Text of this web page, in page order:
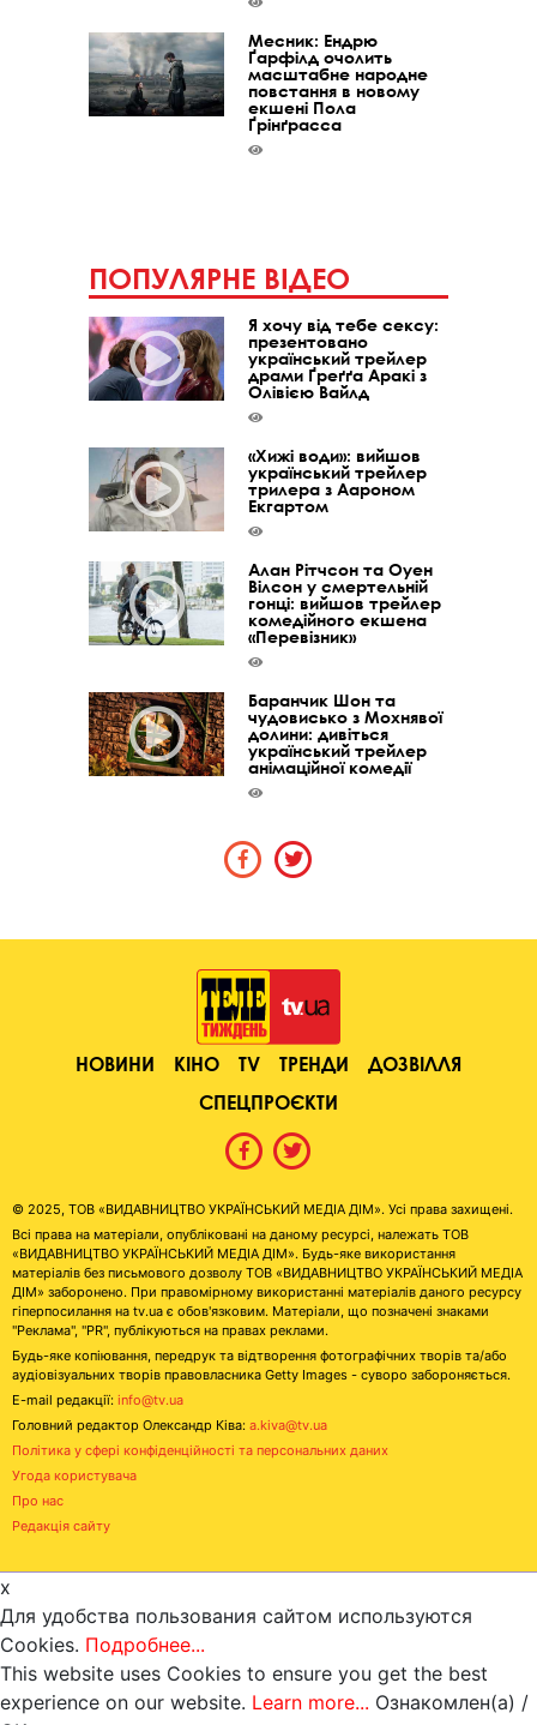
Месник: Ендрю
Ґарфілд очолить
масштабне народне
повстання в новому
екшені Пола
Ґрінґрасса
ПОПУЛЯРНЕ ВІДЕО
Я хочу від тебе сексу:
презентовано
український трейлер
драми Ґреґґа Аракі з
Олівією Вайлд
«Хижі води»: вийшов
український трейлер
трилера з Аароном
Екгартом
Алан Рітчсон та Оуен
Вілсон у смертельній
гонці: вийшов трейлер
комедійного екшена
«Перевізник»
Баранчик Шон та
чудовисько з Мохнявої
долини: дивіться
український трейлер
анімаційної комедії
НОВИНИ КІНО TV ТРЕНДИ
ДОЗВІЛЛЯ
СПЕЦПРОЄКТИ
© 2025, ТОВ «ВИДАВНИЦТВО УКРАЇНСЬКИЙ МЕДІА ДІМ». Усі права захищені.
Всі права на матеріали, опубліковані на даному ресурсі, належать ТОВ
«ВИДАВНИЦТВО УКРАЇНСЬКИЙ МЕДІА ДІМ». Будь-яке використання
матеріалів без письмового дозволу ТОВ «ВИДАВНИЦТВО УКРАЇНСЬКИЙ МЕДІА
ДІМ» заборонено. При правомірному використанні матеріалів даного ресурсу
гіперпосилання на tv.ua є обов'язковим. Матеріали, що позначені знаками
"Реклама", "PR", публікуються на правах реклами.
Будь-яке копіювання, передрук та відтворення фотографічних творів та/або
аудіовізуальних творів правовласника Getty Images - суворо забороняється.
E-mail редакції: info@tv.ua
Головний редактор Олександр Ківа: a.kiva@tv.ua
Політика у сфері конфіденційності та персональних даних
Угода користувача
Про нас
Редакція сайту
x
Для удобства пользования сайтом используются
Cookies. Подробнее...
This website uses Cookies to ensure you get the best
experience on our website. Learn more... Ознакомлен(а) /